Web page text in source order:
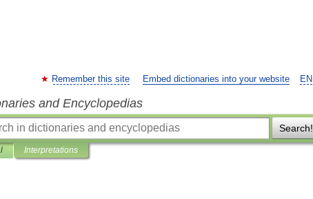
EN
Remember this site Embed dictionaries into your website
and Encyclopedias
Search!
Interpretations